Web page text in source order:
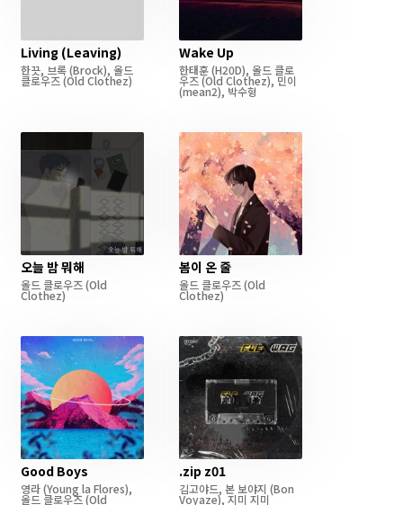
Living (Leaving)
한끗, 브록(Brock), 올드
클로우즈(Old Clothez)
Wake Up
한태훈(H20D), 올드 클로
우즈(Old Clothez),민이
(mean2), 박수형
오늘 밤 뭐해
올드 클로우즈(Old
Clothez)
봄이 온 줄
올드 클로우즈(Old
Clothez)
Good Boys
영라(Young la Flores),
올드 클로우즈(Old
.zip z01
김고야드, 본 보야지 (Bon
Voyaze),지미 지미